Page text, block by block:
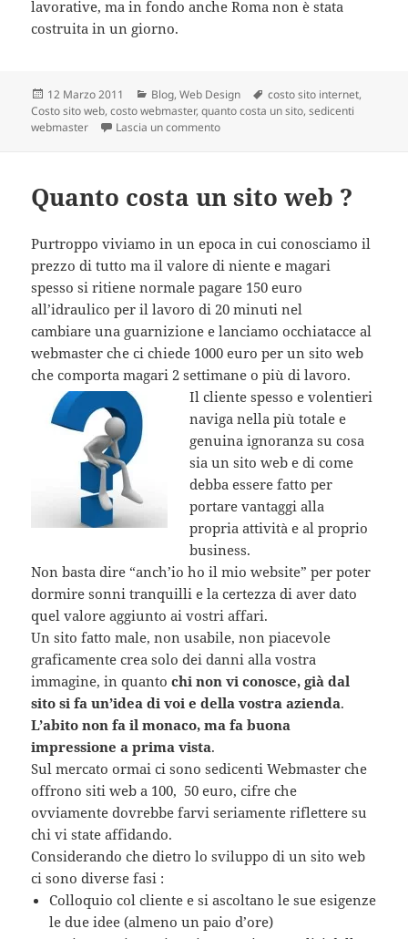
lavorative, ma in fondo anche Roma non è stata
costruita in un giorno.
Scritto
il
12 Marzo 2011 Categorie
Blog,Web Design Tag
costo sito internet,
Costo sito web,costo webmaster,quanto costa un sito,sedicenti
webmaster
Lascia un commento
Quanto costa un sito web ?
Purtroppo viviamo in un epoca in cui conosciamo il
prezzo di tutto ma il valore di niente e magari
spesso si ritiene normale pagare 150 euro
all’idraulico per il lavoro di 20 minuti nel
cambiare una guarnizione e lanciamo occhiatacce al
webmaster che ci chiede 1000 euro per un sito web
che comporta magari 2 settimane o più di lavoro.
Il cliente spesso e volentieri
naviga nella più totale e
genuina ignoranza su cosa
sia un sito web e di come
debba essere fatto per
portare vantaggi alla
propria attività e al proprio
business.
Non basta dire “anch’io ho il mio website” per poter
dormire sonni tranquilli e la certezza di aver dato
quel valore aggiunto ai vostri affari.
Un sito fatto male, non usabile, non piacevole
graficamente crea solo dei danni alla vostra
immagine, in quantochi non vi conosce, già dal
sito si fa un’idea di voi e della vostra azienda.
L’abito non fa il monaco, ma fa buona
impressione a prima vista.
Sul mercato ormai ci sono sedicenti Webmaster che
offrono siti web a 100, 50 euro, cifre che
ovviamente dovrebbe farvi seriamente riflettere su
chi vi state affidando.
Considerando che dietro lo sviluppo di un sito web
ci sono diverse fasi :
Colloquio col cliente e si ascoltano le sue esigenze
le due idee (almeno un paio d’ore)